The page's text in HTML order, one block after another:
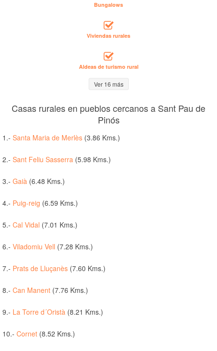
Bungalows
Viviendas rurales
Aldeas de turismo rural
Ver 16 más
Casas rurales en pueblos cercanos a Sant Pau de
Pinós
1.- Santa Maria de Merlès (3.86 Kms.)
2.- Sant Feliu Sasserra (5.98 Kms.)
3.- Gaià (6.48 Kms.)
4.- Puig-reig (6.59 Kms.)
5.- Cal Vidal (7.01 Kms.)
6.- Viladomiu Vell (7.28 Kms.)
7.- Prats de Lluçanès (7.60 Kms.)
8.- Can Manent (7.76 Kms.)
9.- La Torre d´Oristà (8.21 Kms.)
10.- Cornet (8.52 Kms.)